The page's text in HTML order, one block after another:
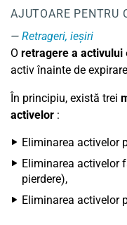
AJUTOARE PENTRU
Retrageri, ieșiri
O retragere a activului
activ înainte de
În principiu, există trei
activelor :
Eliminarea activelor
Eliminarea activelor
pierdere),
Eliminarea activelor